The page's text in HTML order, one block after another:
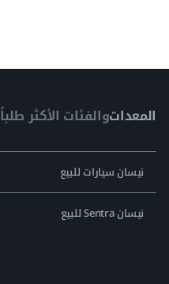
المعداتوالفئات الأكثر طلباً
نيسان سيارات للبيع
نيسان Sentra للبيع